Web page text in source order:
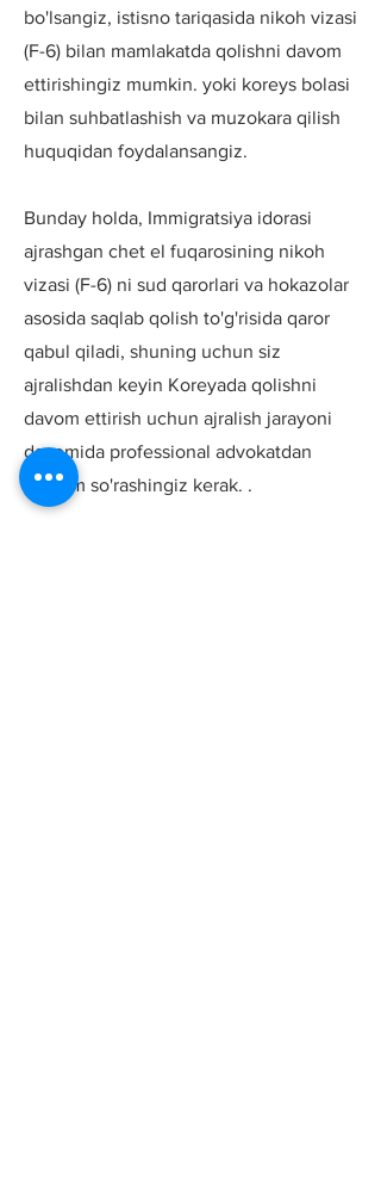
bo'lsangiz, istisno tariqasida nikoh vizasi
(F-6) bilan mamlakatda qolishni davom
ettirishingiz mumkin. yoki koreys bolasi
bilan suhbatlashish va muzokara qilish
huquqidan foydalansangiz.
Bunday holda, Immigratsiya idorasi
ajrashgan chet el fuqarosining nikoh
vizasi (F-6) ni sud qarorlari va hokazolar
asosida saqlab qolish to'g'risida qaror
qabul qiladi, shuning uchun siz
ajralishdan keyin Koreyada qolishni
davom ettirish uchun ajralish jarayoni
davomida professional advokatdan
yordam so'rashingiz kerak. .